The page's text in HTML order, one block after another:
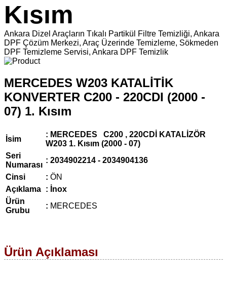
Kısım
Ankara Dizel Araçların Tıkalı Partikül Filtre Temizliği, Ankara
DPF Çözüm Merkezi, Araç Üzerinde Temizleme, Sökmeden
DPF Temizleme Servisi, Ankara DPF Temizlik
MERCEDES W203 KATALİTİK
KONVERTER C200 - 220CDI (2000 -
07) 1. Kısım
İsim
: MERCEDES C200 , 220CDİ
KATALİZÖR
W203 1. Kısım (2000 - 07)
Seri
Numarası
: 2034902214 - 2034904136
Cinsi
: ÖN
Açıklama : İnox
Ürün
Grubu
: MERCEDES
Ürün Açıklaması